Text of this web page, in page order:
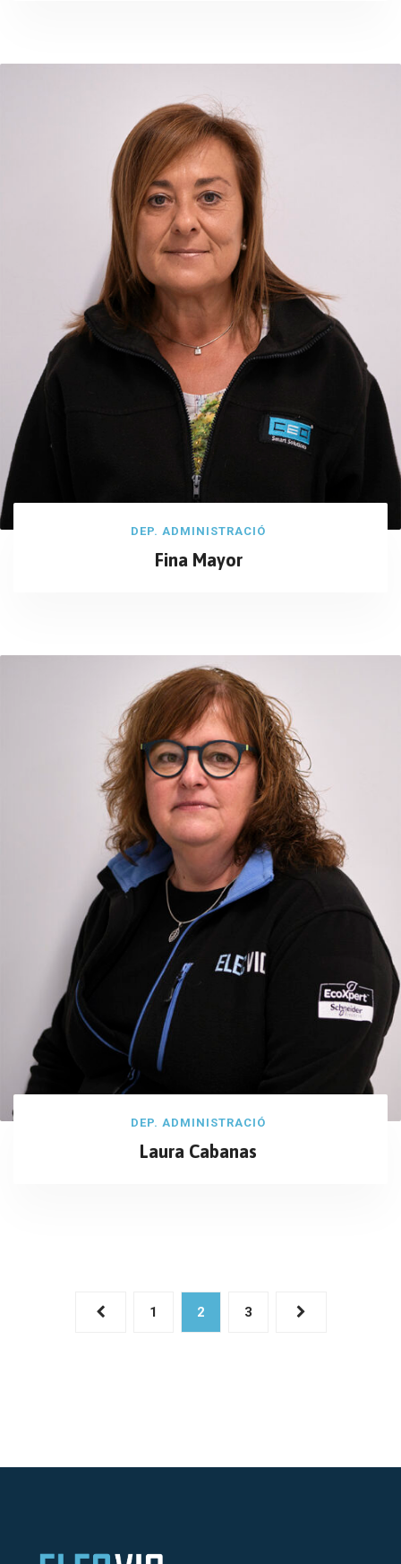
DEP. ADMINISTRACIÓ
Fina Mayor
DEP. ADMINISTRACIÓ
Laura Cabanas
1 2 3